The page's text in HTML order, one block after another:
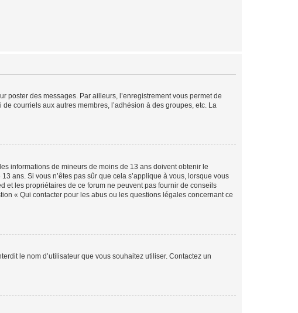
poster des messages. Par ailleurs, l’enregistrement vous permet de
courriels aux autres membres, l’adhésion à des groupes, etc. La
informations de mineurs de moins de 13 ans doivent obtenir le
ans. Si vous n’êtes pas sûr que cela s’applique à vous, lorsque vous
et les propriétaires de ce forum ne peuvent pas fournir de conseils
« Qui contacter pour les abus ou les questions légales concernant ce
le nom d’utilisateur que vous souhaitez utiliser. Contactez un